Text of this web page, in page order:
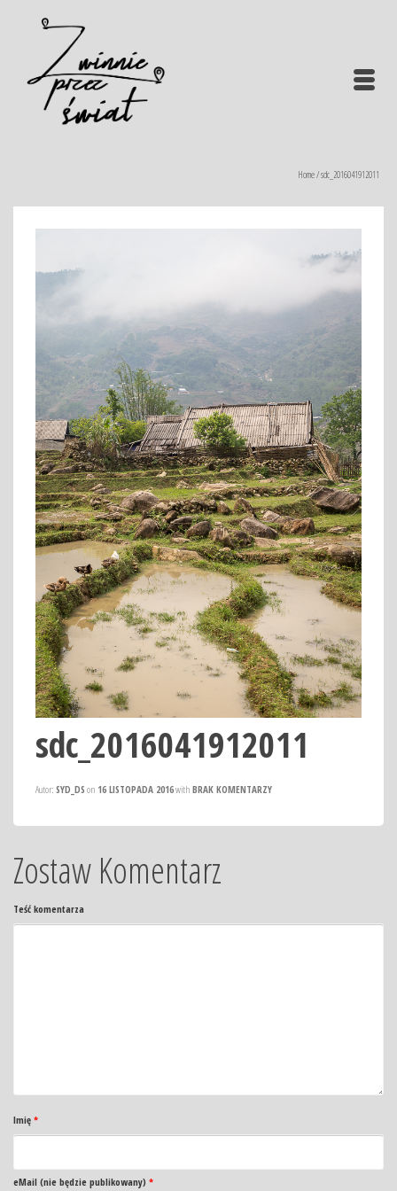
Home/sdc_2016041912011
sdc_2016041912011
Autor: SYD_DS on 16 LISTOPADA 2016with BRAK KOMENTARZY
Zostaw Komentarz
Teść komentarza
Imię *
eMail (nie będzie publikowany) *